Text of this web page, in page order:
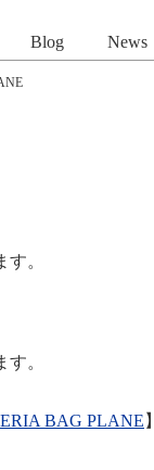
Blog News
。
。
BAG PLANE 】